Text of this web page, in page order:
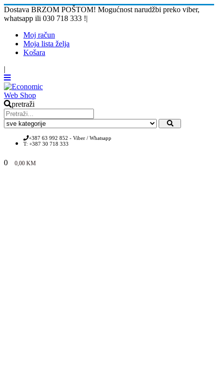
Dostava BRZOM POŠTOM! Mogućnost narudžbi preko viber,
whatsapp ili 030 718 333 !|
Moj račun
Moja lista želja
Košara
|
pretraži
+387 63 992 852 - Viber / Whatsapp
T: +387 30 718 333
0 0,00 KM